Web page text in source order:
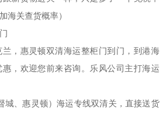
海关查货概率）
，惠灵顿双清海运整柜门到门，到港海
，欢迎您前来咨询。乐风公司主打海运
城、惠灵顿）海运专线双清关，直接送货